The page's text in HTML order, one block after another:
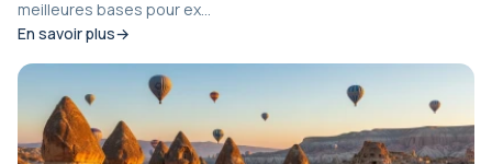
meilleures bases pour ex...
En savoir plus